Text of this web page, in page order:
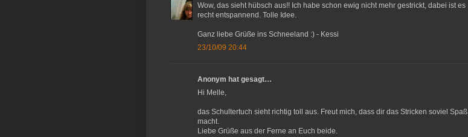
Wow, das sieht hübsch aus!! Ich habe schon ewig nicht mehr gestrickt, dabei ist es
recht entspannend. Tolle Idee.
Ganz liebe Grüße ins Schneeland :) - Kessi
23/10/09 20:44
Anonym hat gesagt…
Hi Melle,
das Schultertuch sieht richtig toll aus. Freut mich, dass dir das Stricken soviel Spaß
macht.
Liebe Grüße aus der Ferne an Euch beide.